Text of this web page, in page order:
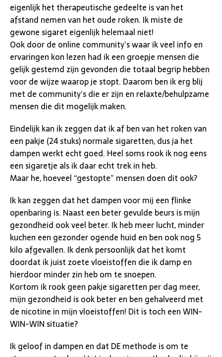
eigenlijk het therapeutische gedeelte is van het
afstand nemen van het oude roken. Ik miste de
gewone sigaret eigenlijk helemaal niet!
Ook door de online community’s waar ik veel info en
ervaringen kon lezen had ik een groepje mensen die
gelijk gestemd zijn gevonden die totaal begrip hebben
voor de wijze waarop je stopt. Daarom ben ik erg blij
met de community’s die er zijn en relaxte/behulpzame
mensen die dit mogelijk maken.
Eindelijk kan ik zeggen dat ik af ben van het roken van
een pakje (24 stuks) normale sigaretten, dus ja het
dampen werkt echt goed. Heel soms rook ik nog eens
een sigaretje als ik daar echt trek in heb.
Maar he, hoeveel “gestopte” mensen doen dit ook?
Ik kan zeggen dat het dampen voor mij een flinke
openbaring is. Naast een beter gevulde beurs is mijn
gezondheid ook veel beter. Ik heb meer lucht, minder
kuchen een gezonder ogende huid en ben ook nog 5
kilo afgevallen. Ik denk persoonlijk dat het komt
doordat ik juist zoete vloeistoffen die ik damp en
hierdoor minder zin heb om te snoepen.
Kortom ik rook geen pakje sigaretten per dag meer,
mijn gezondheid is ook beter en ben gehalveerd met
de nicotine in mijn vloeistoffen! Dit is toch een WIN-
WIN-WIN situatie?
Ik geloof in dampen en dat DE methode is om te